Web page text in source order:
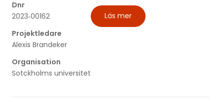
Dnr
2023‐00162
Projektledare
Alexis Brandeker
Organisation
Sotckholms universitet
Läs mer